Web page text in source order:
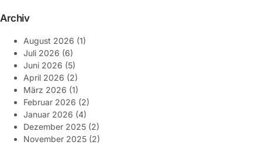
Archiv
August 2026 (1)
Juli 2026 (6)
Juni 2026 (5)
April 2026 (2)
März 2026 (1)
Februar 2026 (2)
Januar 2026 (4)
Dezember 2025 (2)
November 2025 (2)